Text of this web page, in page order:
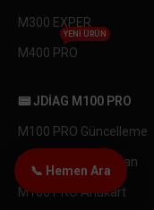
M300 EXPER
M400 PRO
YENI ÜRÜN
📟 JDIAG M100 PRO
M100 PRO Güncelleme
M100 PRO LCD Ekran
M100 PRO Anakart
📞 Hemen Ara